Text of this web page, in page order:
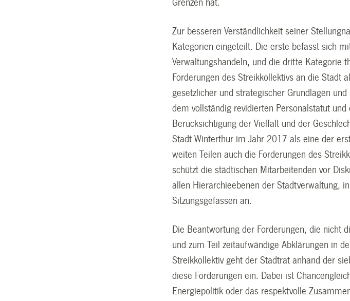
Grenzen hat.
Zur besseren Verständlichkeit seiner
Kategorien eingeteilt. Die erste befasst sich
Verwaltungshandeln, und die dritte Kategorie
Forderungen des Streikkollektivs an die Stadt
gesetzlicher und strategischer Grundlagen
dem vollständig revidierten Personalstatut
Berücksichtigung der Vielfalt und der
Stadt Winterthur im Jahr 2017 als eine der
weiten Teilen auch die Forderungen des
schützt die städtischen Mitarbeitenden vor
allen Hierarchieebenen der Stadtverwaltung,
Sitzungsgefässen an.
Die Beantwortung der Forderungen, die nicht
und zum Teil zeitaufwändige Abklärungen in
Streikkollektiv geht der Stadtrat anhand der
diese Forderungen ein. Dabei ist
Energiepolitik oder das respektvolle